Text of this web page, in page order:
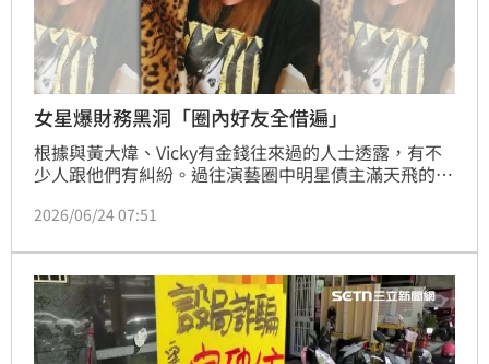
女星爆財務黑洞「圈內好友全借遍」
根據與黃大煒、Vicky有金錢往來過的人士透露，有不
少人跟他們有糾紛。過往演藝圈中明星債主滿天飛的例
2026/06/24 07:51